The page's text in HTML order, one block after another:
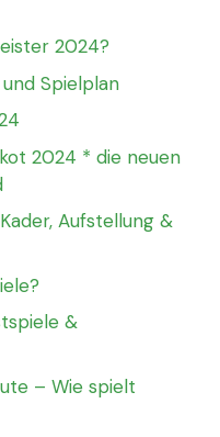
2024?
Spielplan
2024 * die neuen
Aufstellung &
&
– Wie spielt